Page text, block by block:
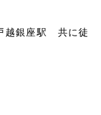
越銀座駅 共に徒